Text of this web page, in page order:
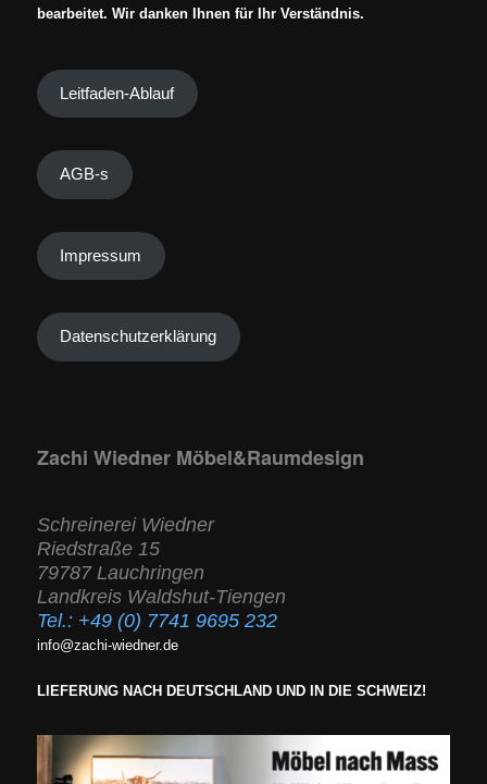
bearbeitet. Wir danken Ihnen für Ihr Verständnis.
Leitfaden-Ablauf
AGB-s
Impressum
Datenschutzerklärung
Zachi Wiedner Möbel&Raumdesign
Schreinerei Wiedner
Riedstraße 15
79787 Lauchringen
Landkreis Waldshut-Tiengen
Tel.: +49 (0) 7741 9695 232
info@zachi-wiedner.de
LIEFERUNG NACH DEUTSCHLAND UND IN DIE SCHWEIZ!